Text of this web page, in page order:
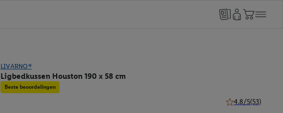
LIVARNO®
Ligbedkussen Houston 190 x 58 cm
Beste beoordelingen
4.8/5(53)